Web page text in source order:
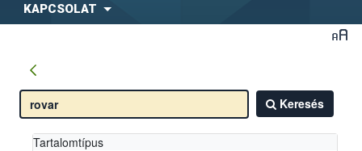
KAPCSOLAT
Keresés
Tartalomtípus